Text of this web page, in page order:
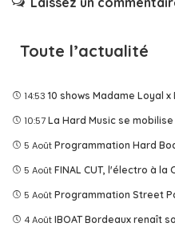
Toute l’actualité
14:53 10 shows Madame Loyal
10:57 La Hard Music se
5 Août Programmation Hard
5 Août FINAL CUT, l'électro à la
5 Août Programmation Street
4 Août IBOAT Bordeaux renaît